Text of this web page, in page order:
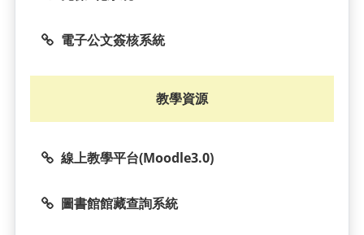
電子公文簽核系統
教學資源
線上教學平台(Moodle3.0)
圖書館館藏查詢系統